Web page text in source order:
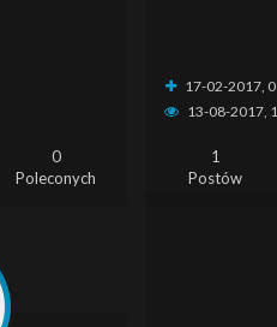
0
Poleconych
17-02-2017,
13-08-2017,
1
Postów